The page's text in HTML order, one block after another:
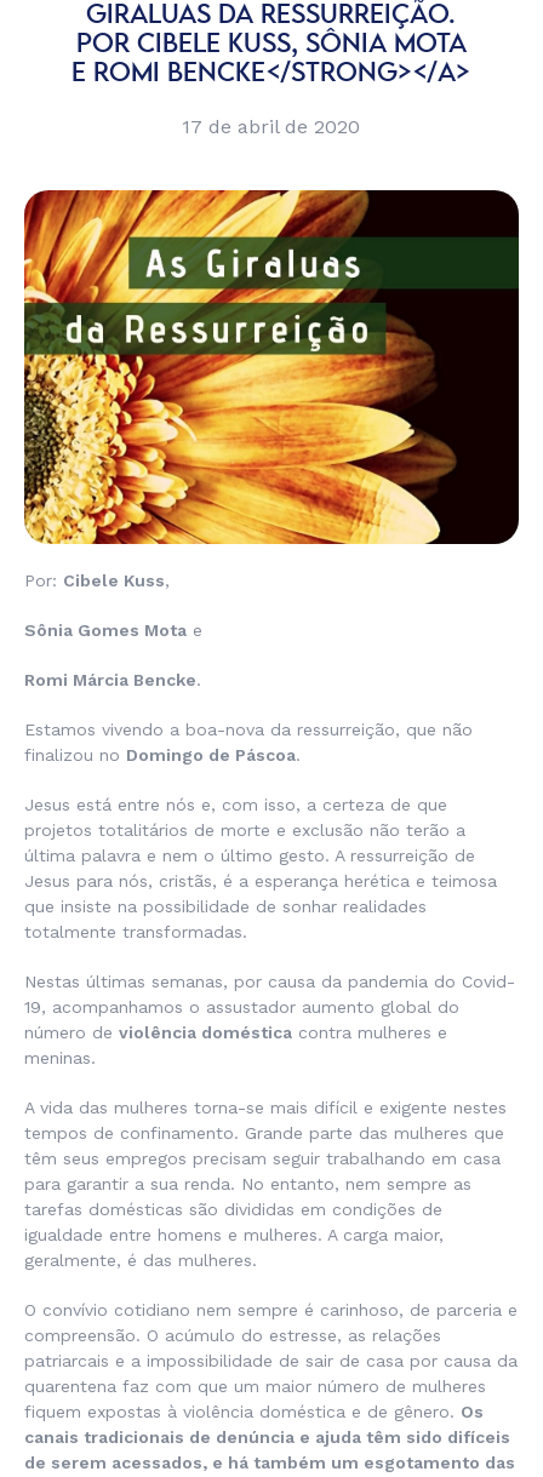
GIRALUAS DA RESSURREIÇÃO.
POR CIBELE KUSS, SÔNIA MOTA
E ROMI BENCKE</STRONG></A>
17 de abril de 2020
Por: Cibele Kuss,
Sônia Gomes Mota e
Romi Márcia Bencke.
Estamos vivendo a boa-nova da ressurreição, que não
finalizou no Domingo de Páscoa.
Jesus está entre nós e, com isso, a certeza de que
projetos totalitários de morte e exclusão não terão a
última palavra e nem o último gesto. A ressurreição de
Jesus para nós, cristãs, é a esperança herética e teimosa
que insiste na possibilidade de sonhar realidades
totalmente transformadas.
Nestas últimas semanas, por causa da pandemia do Covid-
19, acompanhamos o assustador aumento global do
número de violência doméstica contra mulheres e
meninas.
A vida das mulheres torna-se mais difícil e exigente nestes
tempos de confinamento. Grande parte das mulheres que
têm seus empregos precisam seguir trabalhando em casa
para garantir a sua renda. No entanto, nem sempre as
tarefas domésticas são divididas em condições de
igualdade entre homens e mulheres. A carga maior,
geralmente, é das mulheres.
O convívio cotidiano nem sempre é carinhoso, de parceria e
compreensão. O acúmulo do estresse, as relações
patriarcais e a impossibilidade de sair de casa por causa da
quarentena faz com que um maior número de mulheres
fiquem expostas à violência doméstica e de gênero. Os
canais tradicionais de denúncia e ajuda têm sido difíceis
de serem acessados, e há também um esgotamento das